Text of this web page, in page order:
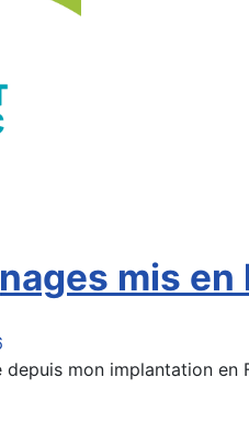
mis en
mon implantation en